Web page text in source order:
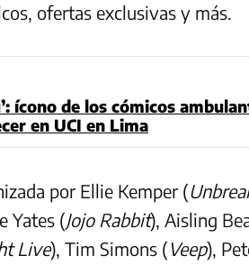
ofertas exclusivas y más.
ícono de los cómicos
en UCI en Lima
por Ellie Kemper (
Yates (Jojo Rabbit), Aisling
Live), Tim Simons (Veep),